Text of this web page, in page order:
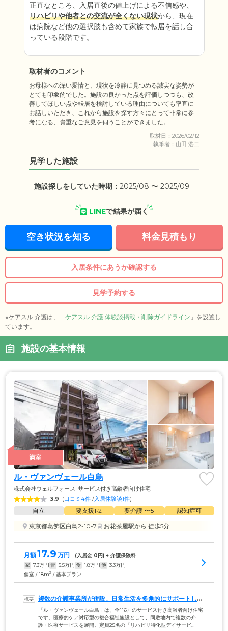
正直なところ、入居直後の値上げによる不信感や、
リハビリや他者との交流が全くない現状から、現在
は病院など他の選択肢も含めて家族で転居を話し合
っている段階です。
取材者のコメント
お母様への深い愛情と、現状を冷静に見つめる誠実な姿勢が
とても印象的でした。施設の良かった点を評価しつつも、改
善してほしい点や転居を検討している理由についても率直に
お話しいただき、これから施設を探す方々にとって非常に参
考になる、貴重なご意見を伺うことができました。
取材日：2026/02/12
執筆者：山田 浩二
見学した施設
施設探しをしていた時期： 2025/08 〜 2025/09
LINEで結果が届く
空き状況を知る 料金見積もり
入居条件にあうか確認する
見学予約する
※ケアスル 介護は、「ケアスル 介護 体験談掲載・削除ガイドライン 」を設置し
ています。
施設の基本情報
満室
ル・ヴァンヴェール白鳥
株式会社ウェルフォース サービス付き高齢者向け住宅
3.9 (口コミ4件 /入居体験談1件)
自立 要支援1•2 要介護1〜5
認知症可
東京都葛飾区白鳥2-10-7
お花茶屋駅から 徒歩5分
月額17.9 万円 (入居金 0円) + 介護保険料
家 7.3万円 管 5.5万円 食 1.8万円 他 3.3万円
個室 / 18m2 / 基本プラン
複数の介護事業所が併設。日常生活を多角的にサポートしま
す「ル・ヴァンヴェール白鳥」は、全116戸のサービス付き高齢者向け住宅
です。医療的ケア対応型の複合福祉施設として、同敷地内で複数の介
護・医療サービスを展開。定員25名の「リハビリ特化型デイサービ